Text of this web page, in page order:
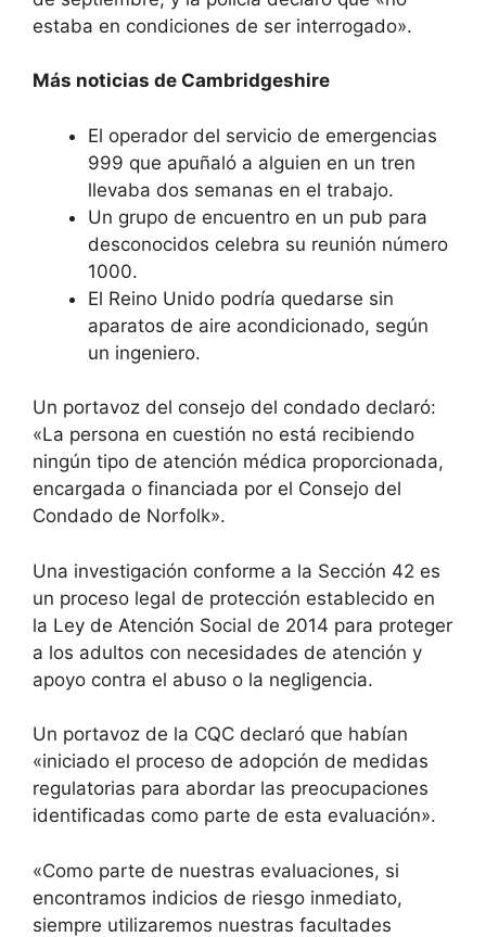
estaba en condiciones de ser interrogado».
Más noticias de Cambridgeshire
El operador del servicio de emergencias
999 que apuñaló a alguien en un tren
llevaba dos semanas en el trabajo.
Un grupo de encuentro en un pub para
desconocidos celebra su reunión número
1000.
El Reino Unido podría quedarse sin
aparatos de aire acondicionado, según
un ingeniero.
Un portavoz del consejo del condado declaró:
«La persona en cuestión no está recibiendo
ningún tipo de atención médica proporcionada,
encargada o financiada por el Consejo del
Condado de Norfolk».
Una investigación conforme a la Sección 42 es
un proceso legal de protección establecido en
la Ley de Atención Social de 2014 para proteger
a los adultos con necesidades de atención y
apoyo contra el abuso o la negligencia.
Un portavoz de la CQC declaró que habían
«iniciado el proceso de adopción de medidas
regulatorias para abordar las preocupaciones
identificadas como parte de esta evaluación».
«Como parte de nuestras evaluaciones, si
encontramos indicios de riesgo inmediato,
siempre utilizaremos nuestras facultades